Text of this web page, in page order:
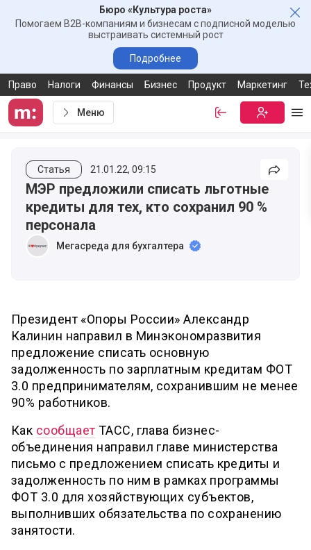
Бюро «Культура роста»
Помогаем B2B-компаниям и бизнесам с подписной моделью
выстраивать системный рост
Подробнее
Право Налоги Финансы Бизнес Продукт Маркетинг
Меню Войти
Статья 21.01.22, 09:15
МЭР предложили списать льготные
кредиты для тех, кто сохранил 90 %
персонала
Мегасреда для бухгалтера
Президент «Опоры России» Александр
Калинин направил в Минэкономразвития
предложение списать основную
задолженность по зарплатным кредитам ФОТ
3.0 предпринимателям, сохранившим не менее
90% работников.
Как сообщает ТАСС, глава бизнес-
объединения направил главе министерства
письмо с предложением списать кредиты и
задолженность по ним в рамках программы
ФОТ 3.0 для хозяйствующих субъектов,
выполнивших обязательства по сохранению
занятости.